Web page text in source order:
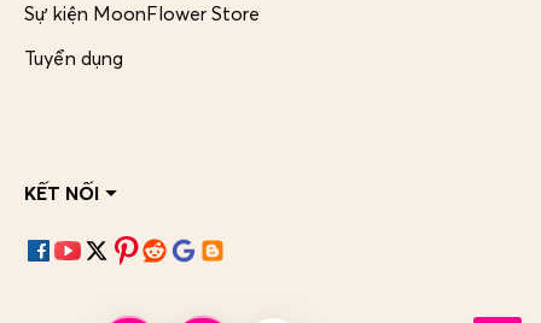
Sự kiện MoonFlower Store
Tuyển dụng
KẾT NỐI